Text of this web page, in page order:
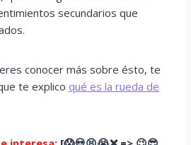
secundarios que
conocer más sobre ésto, te
te explico qué es la rueda de